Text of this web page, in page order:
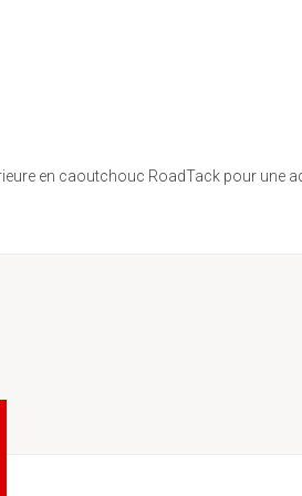
en caoutchouc RoadTack pour une